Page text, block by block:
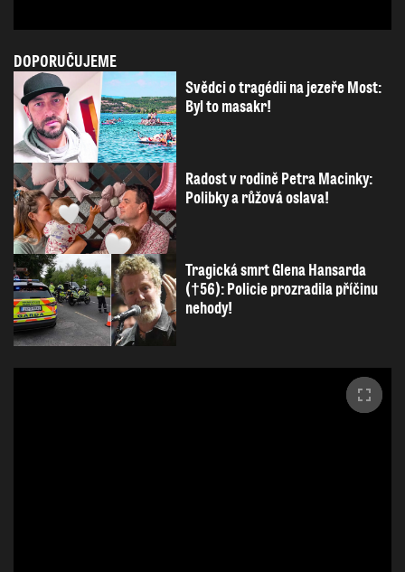
DOPORUČUJEME
Svědci o tragédii na jezeře Most:
Byl to masakr!
Radost v rodině Petra Macinky:
Polibky a růžová oslava!
Tragická smrt Glena Hansarda
(†56): Policie prozradila příčinu
nehody!